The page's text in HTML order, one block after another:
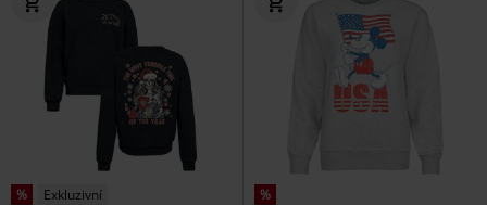
% Exkluzivní %